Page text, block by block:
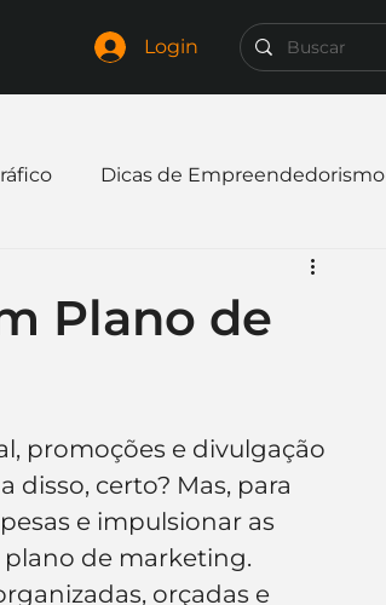
Login
Dicas de Empreendedorismo
Frases Logotipo
Branding
Plano de
promoções e divulgação
disso, certo? Mas, para
e impulsionar as
de marketing.
orçadas e